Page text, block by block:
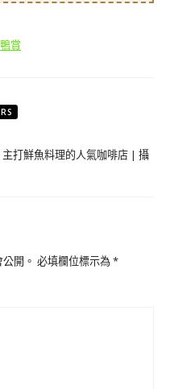
鴨賞
主打鮮魚料理的人氣咖啡店 | 攝
開。 必填欄位標示為*